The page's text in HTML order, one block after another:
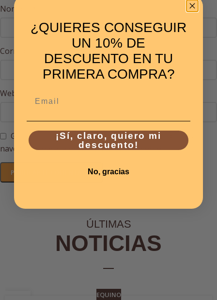
Nombre
Correo electrónico
Web
Guarda mi nombre, correo electrónico y web en este
navegador para la próxima vez que comente.
ÚLTIMAS
NOTICIAS
EQUINO
¿QUIERES CONSEGUIR
UN 10% DE
DESCUENTO EN TU
PRIMERA COMPRA?
¡Sí, claro, quiero mi
descuento!
No, gracias